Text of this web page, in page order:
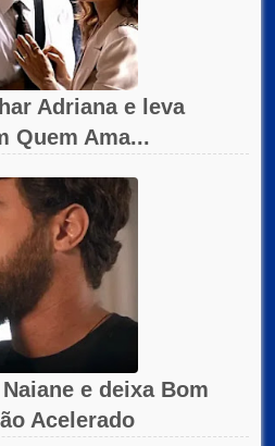
Adriana e leva
Quem Ama...
e deixa Bom
Acelerado